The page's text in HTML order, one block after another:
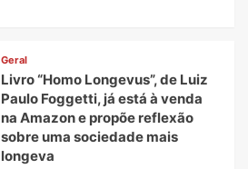
Geral
Livro “Homo Longevus”, de Luiz
Paulo Foggetti, já está à venda
na Amazon e propõe reflexão
sobre uma sociedade mais
longeva